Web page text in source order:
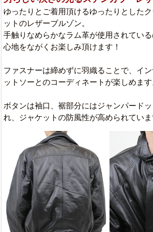
ゆったりとご着用頂けるゆったりとした
ットのレザーブルゾン。
手触りなめらかなラム革が使用されてい
心地をながくお楽しみ頂けます！
ファスナーは締めずに羽織ることで、イ
ットソーとのコーディネートが楽しめます
ボタンは袖口、裾部分にはジャンパード
れ、ジャケットの防風性が高められていま